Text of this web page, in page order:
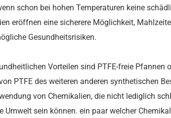
schon bei hohen Temperaturen keine
eröffnen eine sicherere Möglichkeit,
Gesundheitsrisiken.
Vorteilen sind PTFE-freie Pfannen
PTFE des weiteren anderen synthetischen
von Chemikalien, die nicht lediglich
Umwelt sein können. ein paar welcher